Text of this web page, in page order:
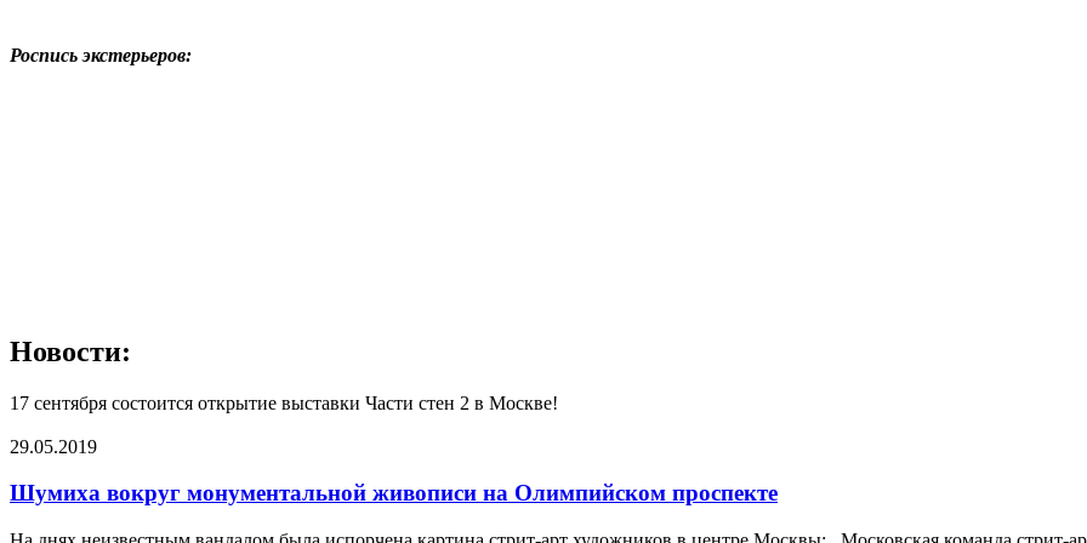
Роспись экстерьеров:
Новости:
17 сентября состоится открытие выставки Части стен 2 в Москве!
29.05.2019
Шумиха вокруг монументальной живописи на Олимпийском проспекте